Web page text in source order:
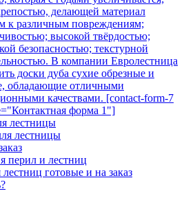
делающей материал
к различным повреждениям;
высокой твёрдостью;
безопасностью; текстурной
В компании Евролестница
доски дуба сухие обрезные и
обладающие отличными
качествами. [contact-form-7
форма 1"]
лестницы
лестницы
перил и лестниц
готовые и на заказ